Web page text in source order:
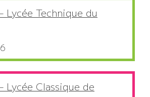
Lycée Technique du
Lycée Classique de